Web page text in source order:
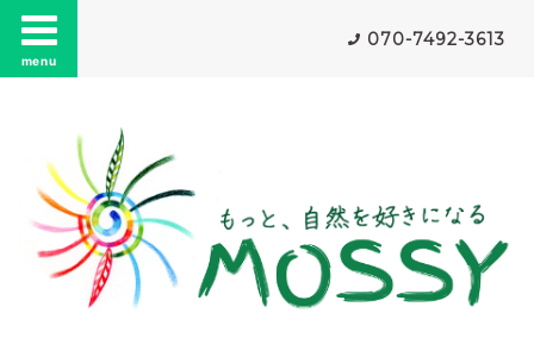
menu
070-7492-3613